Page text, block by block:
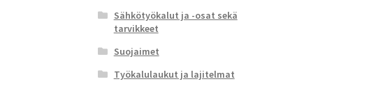
Sähkötyökalut ja -osat sekä
tarvikkeet
Suojaimet
Työkalulaukut ja lajitelmat